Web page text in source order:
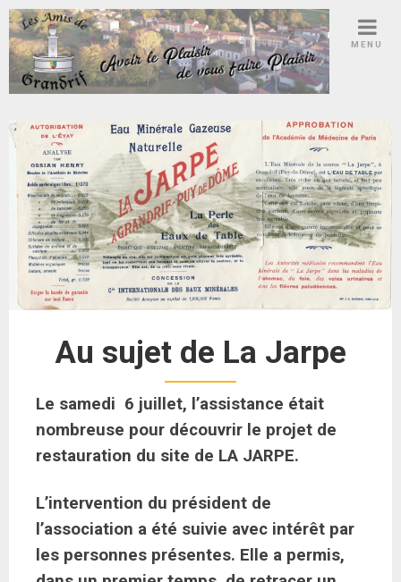
MENU
Au sujet de La Jarpe
Le samedi 6 juillet, l’assistance était
nombreuse pour découvrir le projet de
restauration du site de LA JARPE.
L’intervention du président de
l’association a été suivie avec intérêt par
les personnes présentes. Elle a permis,